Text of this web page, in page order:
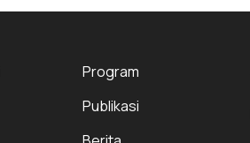
Program
Publikasi